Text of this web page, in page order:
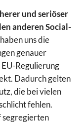
und seriöser
anderen Social-
uns die
genauer
Regulierung
Dadurch gelten
die bei vielen
fehlen.
segregierten